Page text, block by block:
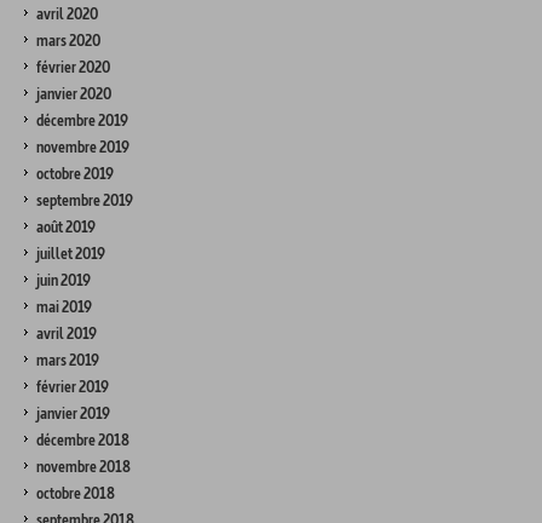
avril 2020
mars 2020
février 2020
janvier 2020
décembre 2019
novembre 2019
octobre 2019
septembre 2019
août 2019
juillet 2019
juin 2019
mai 2019
avril 2019
mars 2019
février 2019
janvier 2019
décembre 2018
novembre 2018
octobre 2018